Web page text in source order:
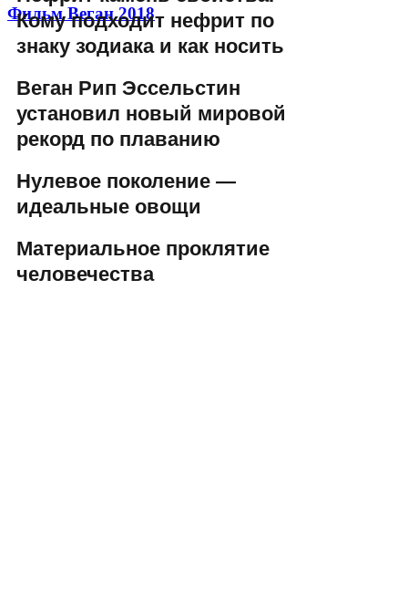
Кому подходит нефрит по
знаку зодиака и как носить
Веган Рип Эссельстин
установил новый мировой
рекорд по плаванию
Нулевое поколение —
идеальные овощи
Материальное проклятие
человечества
Фильм Веган 2018